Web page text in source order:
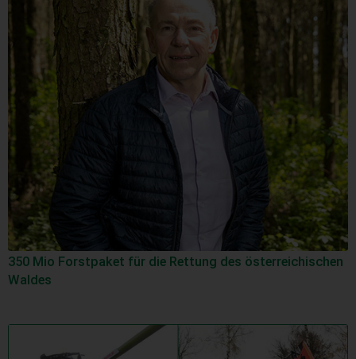
350 Mio Forstpaket für die Rettung des österreichischen
Waldes